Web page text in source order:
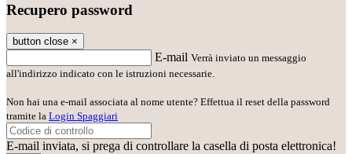
Recupero password
button close ×
E-mail Verrà inviato un messaggio
all'indirizzo indicato con le istruzioni necessarie.
Non hai una e-mail associata al nome utente? Effettua il reset della password
tramite la Login Spaggiari
E-mail inviata, si prega di controllare la casella di posta elettronica!